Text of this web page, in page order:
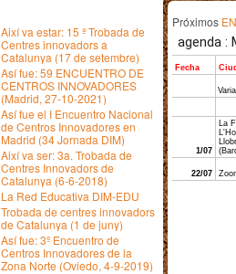
Així va estar: 15 ª Trobada de
Centres innovadors a
Catalunya (17 de setembre)
Así fue: 59 ENCUENTRO DE
CENTROS INNOVADORES
(Madrid, 27-10-2021)
Así fue el I Encuentro Nacional
de Centros Innovadores en
Madrid (34 Jornada DIM)
Així va ser: 3a. Trobada de
Centres Innovadors de
Catalunya (6-6-2018)
La Red Educativa DIM-EDU
Trobada de centres innovadors
de Catalunya (1 de juny)
Así fue: 3º Encuentro de
Centros Innovadores de la
Zona Norte (Oviedo, 4-9-2019)
Próximos